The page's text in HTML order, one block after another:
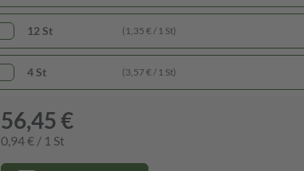
12 St (1,35 € / 1 St)
4 St (3,57 € / 1 St)
56,45 €
0,94 € / 1 St